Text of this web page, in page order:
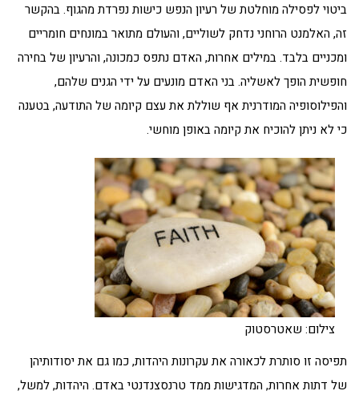
ביטוי לפסילה מוחלטת של רעיון הנפש כישות נפרדת מהגוף. בהקשר
זה, האלמנט הרוחני נדחק לשוליים, והעולם מתואר במונחים חומריים
ומכניים בלבד. במילים אחרות, האדם נתפס כמכונה, והרעיון של בחירה
חופשית הופך לאשליה. בני האדם מונעים על ידי הגנים שלהם,
והפילוסופיה המודרנית אף שוללת את עצם קיומה של התודעה, בטענה
כי לא ניתן להוכיח את קיומה באופן מוחשי.
צילום: שאטרסטוק
תפיסה זו סותרת לכאורה את עקרונות היהדות, כמו גם את יסודותיהן
של דתות אחרות, המדגישות ממד טרנסצנדנטי באדם. היהדות, למשל,